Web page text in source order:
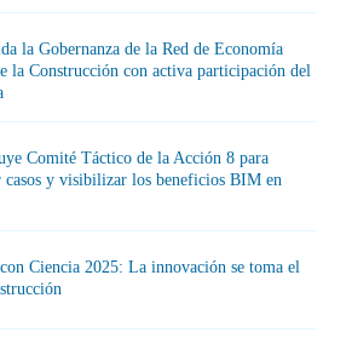
la Gobernanza de la Red de Economía
la Construcción con activa participación del
Comité Táctico de la Acción 8 para
y visibilizar los beneficios BIM en
Ciencia 2025: La innovación se toma el